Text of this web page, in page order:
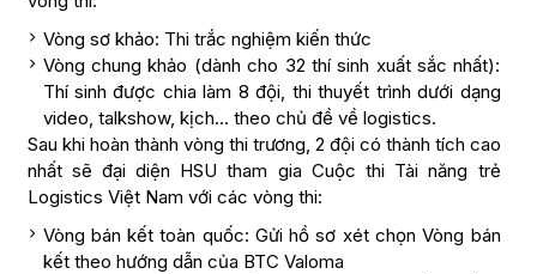
Vòng sơ khảo: Thi trắc nghiệm kiến thức
Vòng chung khảo (dành cho 32 thí sinh xuất sắc nhất):
Thí sinh được chia làm 8 đội, thi thuyết trình dưới dạng
video, talkshow, kịch… theo chủ đề về logistics.
Sau khi hoàn thành vòng thi trương, 2 đội có thành tích cao
nhất sẽ đại diện HSU tham gia Cuộc thi Tài năng trẻ
Logistics Việt Nam với các vòng thi:
Vòng bán kết toàn quốc: Gửi hồ sơ xét chọn Vòng bán
kết theo hướng dẫn của BTC Valoma